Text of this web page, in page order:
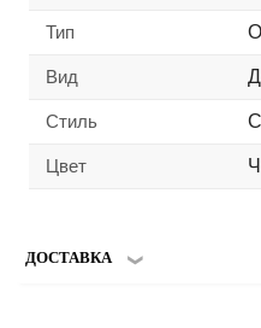
Тип
Вид
Стиль
Цвет
ДОСТАВКА